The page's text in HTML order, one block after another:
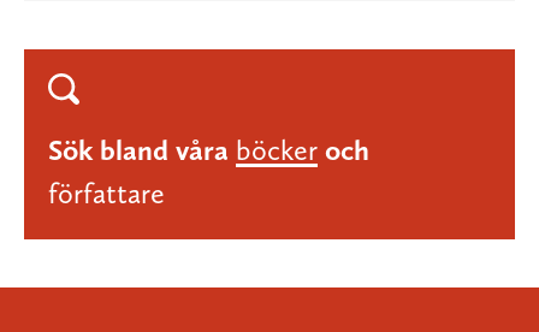
Sök bland våra böcker och
författare